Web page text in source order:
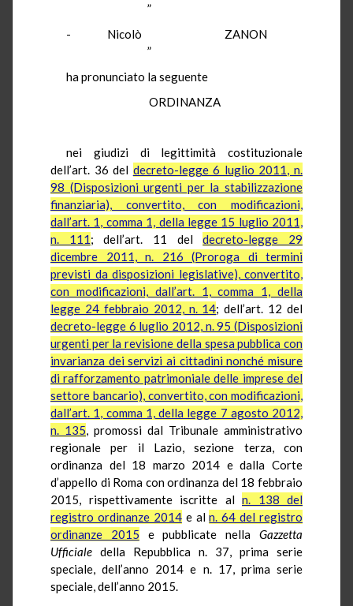
”
- Nicolò ZANON
”
ha pronunciato la seguente
ORDINANZA
nei giudizi di legittimità costituzionale
dell’art. 36 del decreto-legge 6 luglio 2011, n.
98 (Disposizioni urgenti per la stabilizzazione
finanziaria), convertito, con modificazioni,
dall’art. 1, comma 1, della legge 15 luglio 2011,
n. 111; dell’art. 11 deldecreto-legge 29
dicembre 2011, n. 216 (Proroga di termini
previsti da disposizioni legislative), convertito,
con modificazioni, dall’art. 1, comma 1, della
legge 24 febbraio 2012, n. 14; dell’art. 12 del
decreto-legge 6 luglio 2012, n. 95 (Disposizioni
urgenti per la revisione della spesa pubblica con
invarianza dei servizi ai cittadini nonché misure
di rafforzamento patrimoniale delle imprese del
settore bancario), convertito, con modificazioni,
dall’art. 1, comma 1, della legge 7 agosto 2012,
n. 135, promossi dal Tribunale amministrativo
regionale per il Lazio, sezione terza, con
ordinanza del 18 marzo 2014 e dalla Corte
d’appello di Roma con ordinanza del 18 febbraio
2015, rispettivamente iscritte al n. 138 del
registro ordinanze 2014e aln. 64 del registro
ordinanze 2015 e pubblicate nellaGazzetta
Ufficiale della Repubblica n. 37, prima serie
speciale, dell’anno 2014 e n. 17, prima serie
speciale, dell’anno 2015.